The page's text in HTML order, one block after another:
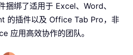
捆绑了适用于 Excel、Word、
的插件以及 Office Tab Pro，非
应用高效协作的团队。